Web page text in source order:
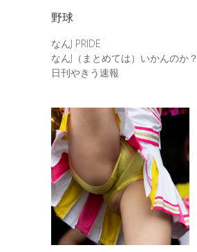
野球
なんJ PRIDE
なんJ（まとめては）いかんのか？
日刊やきう速報